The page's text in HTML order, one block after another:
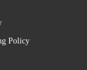
Policy